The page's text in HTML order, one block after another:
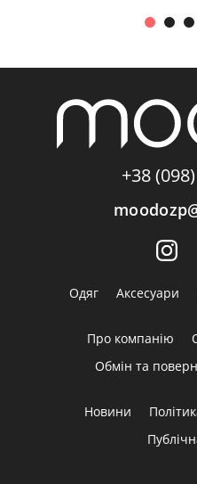
+38
Одяг Аксесуари
Про компанію
Обмін та
Новини